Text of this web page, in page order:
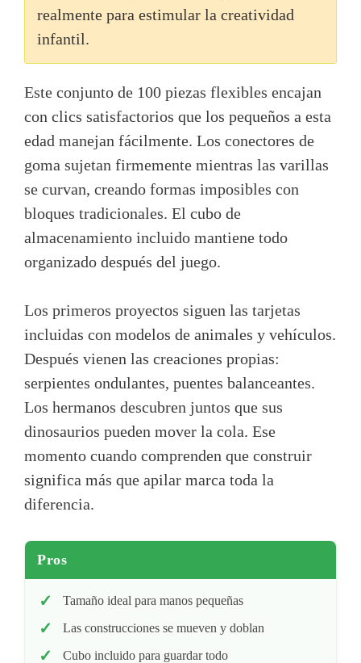
realmente para estimular la creatividad
infantil.
Este conjunto de 100 piezas flexibles encajan
con clics satisfactorios que los pequeños a esta
edad manejan fácilmente. Los conectores de
goma sujetan firmemente mientras las varillas
se curvan, creando formas imposibles con
bloques tradicionales. El cubo de
almacenamiento incluido mantiene todo
organizado después del juego.
Los primeros proyectos siguen las tarjetas
incluidas con modelos de animales y vehículos.
Después vienen las creaciones propias:
serpientes ondulantes, puentes balanceantes.
Los hermanos descubren juntos que sus
dinosaurios pueden mover la cola. Ese
momento cuando comprenden que construir
significa más que apilar marca toda la
diferencia.
Pros
Tamaño ideal para manos pequeñas
Las construcciones se mueven y doblan
Cubo incluido para guardar todo